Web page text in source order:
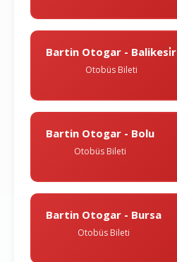
Bartin Otogar - Balikesi̇r
Otobüs Bileti
Bartin Otogar - Bolu
Otobüs Bileti
Bartin Otogar - Bursa
Otobüs Bileti